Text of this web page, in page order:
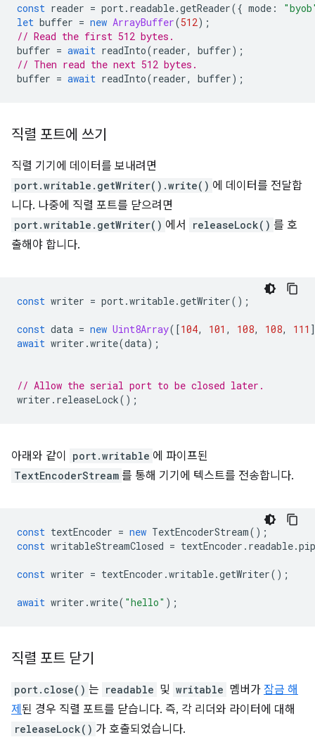
const reader = port. readable.getReader({ mode :
let buffer = new ArrayBuffer(512);
// Read the first 512 bytes.
buffer = await readInto(reader, buffer);
// Then read the next 512 bytes.
buffer = await readInto(reader, buffer);
직렬 포트에 쓰기
직렬 기기에 데이터를 보내려면
port.writable.getWriter().write() 에 데이터를 전달합
니다. 나중에 직렬 포트를 닫으려면
port.writable.getWriter() 에서 releaseLock() 를 호
출해야 합니다.
const writer = port.writable.getWriter();
const data = new Uint8Array([104, 101 , 108, 108, 111
await writer .write(data);
// Allow the serial port to be closed later.
writer . releaseLock();
아래와 같이 port.writable 에 파이프된
TextEncoderStream 를 통해 기기에 텍스트를 전송합니다.
const textEncoder = new TextEncoderStream();
const writableStreamClosed = textEncoder . readable.
const writer = textEncoder .writable.getWriter();
await writer .write( "hello" );
직렬 포트 닫기
port.close() 는 readable 및 writable 멤버가 잠금 해
제 된 경우 직렬 포트를 닫습니다. 즉, 각 리더와 라이터에 대해
releaseLock() 가 호출되었습니다.